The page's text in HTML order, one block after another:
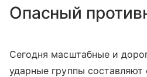
Опасный
Сегодня масштабные и
ударные группы составляют